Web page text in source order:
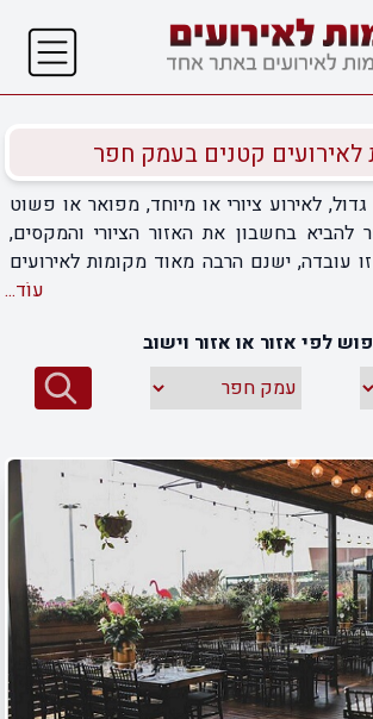
לאירועים קטנים בעמק חפר
לאירוע ציורי או מיוחד, מפואר או פשוט
להביא בחשבון את האזור הציורי והמקסים,
עובדה, ישנם הרבה מאוד מקומות לאירועים
משום שהאזור כל כך מיוחד ושונה. חלק
ובסגנונות שונים, כמעט בכל אווירה
אירועים לצעירים, אירועים למשפחות,
אירועים עסקיים ומסיבות. בדרך לאירוע נהדר,
את האירוע שלכם ואת האורחים שלכם.
מקומות לאירועים קטנים בעמק חפר, זכרו
שלכם. התרשמו מהאפשרויות, מתפריטים,
תאריך, הזמינו והתכוננו לבלות.
עוֹד...
לפי אזור או אזור וישוב